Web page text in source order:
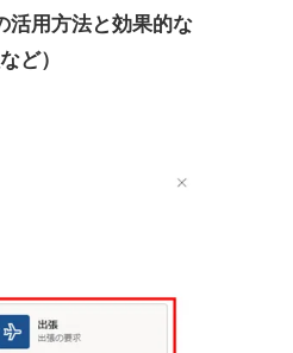
用方法と効果的な
ど）